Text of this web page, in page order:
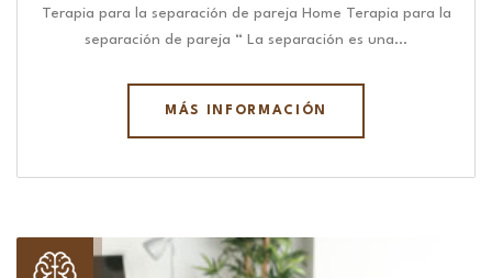
Terapia para la separación de pareja Home Terapia para la
separación de pareja “ La separación es una…
MÁS INFORMACIÓN